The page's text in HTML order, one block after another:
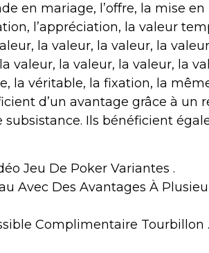
en mariage, l’offre, la mise en
l’appréciation, la valeur
la valeur, la valeur, la
valeur, la valeur, la valeur, la
la véritable, la fixation, la
d’un avantage grâce à un
Ils bénéficient
Jeu De Poker Variantes .
Avec Des Avantages À
Complimentaire Tourbillon